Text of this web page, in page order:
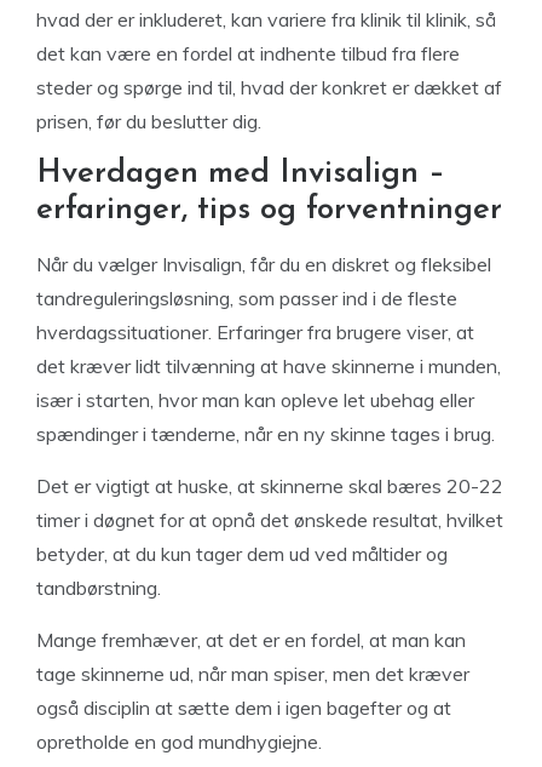
hvad der er inkluderet, kan variere fra klinik til klinik, så
det kan være en fordel at indhente tilbud fra flere
steder og spørge ind til, hvad der konkret er dækket af
prisen, før du beslutter dig.
Hverdagen med Invisalign –
erfaringer, tips og forventninger
Når du vælger Invisalign, får du en diskret og fleksibel
tandreguleringsløsning, som passer ind i de fleste
hverdagssituationer. Erfaringer fra brugere viser, at
det kræver lidt tilvænning at have skinnerne i munden,
især i starten, hvor man kan opleve let ubehag eller
spændinger i tænderne, når en ny skinne tages i brug.
Det er vigtigt at huske, at skinnerne skal bæres 20-22
timer i døgnet for at opnå det ønskede resultat, hvilket
betyder, at du kun tager dem ud ved måltider og
tandbørstning.
Mange fremhæver, at det er en fordel, at man kan
tage skinnerne ud, når man spiser, men det kræver
også disciplin at sætte dem i igen bagefter og at
opretholde en god mundhygiejne.